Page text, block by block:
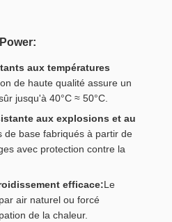
aux températures
de haute qualité assure un
jusqu'à 40°C ≈ 50°C.
aux explosions et au
de base fabriqués à partir de
avec protection contre la
efficace:Le
air naturel ou forcé
de la chaleur.